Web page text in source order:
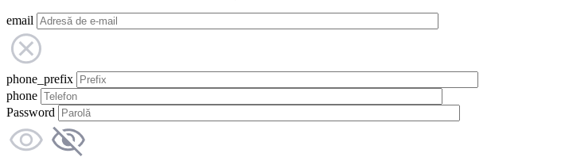
email
phone_prefix
phone
Password